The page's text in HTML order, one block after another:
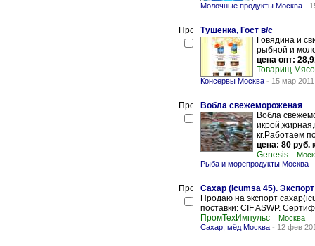
Молочные продукты Москва -
Тушёнка, Гост в/с
Говядина и
рыбной и
цена опт:
Товарищ
Консервы Москва - 15 мар 2011
Вобла свежемороженая
Вобла
кг.Работаем
цена: 80 руб.
Genesis
Рыба и морепродукты Москва -
Cахар (icumsa 45). Экспорт
Продаю на экспорт
поставки: CIF ASWP.
ПромТехИмпульс
Москва
Сахар, мёд Москва - 12 фев